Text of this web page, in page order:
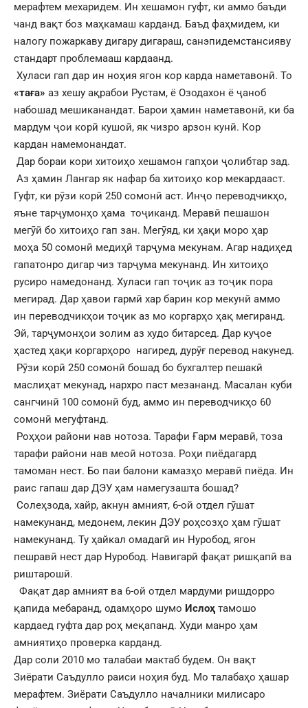
мерафтем мехаридем. Ин хешамон гуфт, ки аммо баъди
чанд вақт боз маҳкамаш карданд. Баъд фаҳмидем, ки
налогу пожаркаву дигару дигараш, санэпидемстансияву
стандарт проблемааш кардаанд.
Хуласи гап дар ин ноҳия ягон кор карда наметавонӣ. То
«таға» аз хешу ақрабои Рустам, ё Озодахон ё ҷаноб
набошад мешиканандат. Барои ҳамин наметавонӣ, ки ба
мардум ҷои корӣ кушоӣ, як чизро арзон кунӣ. Кор
кардан намемонандат.
Дар бораи кори хитоиҳо хешамон гапҳои ҷолибтар зад.
Аз ҳамин Лангар як нафар ба хитоиҳо кор мекардааст.
Гуфт, ки рӯзи корӣ 250 сомонӣ аст. Инҷо переводчикҳо,
яъне тарҷумонҳо ҳама тоҷиканд. Меравӣ пешашон
мегӯӣ бо хитоиҳо гап зан. Мегӯяд, ки ҳақи моро ҳар
моҳа 50 сомонӣ медиҳӣ тарҷума мекунам. Агар надиҳед
гапатонро дигар чиз тарҷума мекунанд. Ин хитоиҳо
русиро намедонанд. Хуласи гап тоҷик аз тоҷик пора
мегирад. Дар ҳавои гармӣ хар барин кор мекунӣ аммо
ин переводчикҳои тоҷик аз мо коргарҳо ҳақ мегиранд.
Эй, тарҷумонҳои золим аз худо битарсед. Дар куҷое
ҳастед ҳақи коргарҳоро нагиред, дурӯғ перевод накунед.
Рӯзи корӣ 250 сомонӣ бошад бо бухгалтер пешакӣ
маслиҳат мекунад, нархро паст мезананд. Масалан куби
сангчинӣ 100 сомонӣ буд, аммо ин переводчикҳо 60
сомонӣ мегуфтанд.
Роҳҳои райони нав нотоза. Тарафи Ғарм меравӣ, тоза
тарафи райони нав меоӣ нотоза. Роҳи пиёдагард
тамоман нест. Бо паи балони камазҳо меравӣ пиёда. Ин
раис гапаш дар ДЭУ ҳам намегузашта бошад?
Солеҳзода, хайр, акнун амният, 6-ой отдел гӯшат
намекунанд, медонем, лекин ДЭУ роҳсозҳо ҳам гӯшат
намекунанд. Ту ҳайкал омадагӣ ин Нуробод, ягон
пешравӣ нест дар Нуробод. Навигарӣ фақат ришқапӣ ва
риштарошӣ.
Фақат дар амният ва 6-ой отдел мардуми ришдорро
қапида мебаранд, одамҳоро шумо Ислоҳ тамошо
кардаед гуфта дар роҳ меқапанд. Худи манро ҳам
амниятиҳо проверка карданд.
Дар соли 2010 мо талабаи мактаб будем. Он вақт
Зиёрати Саъдулло раиси ноҳия буд. Мо талабаҳо ҳашар
мерафтем. Зиёрати Саъдулло началники милисаро